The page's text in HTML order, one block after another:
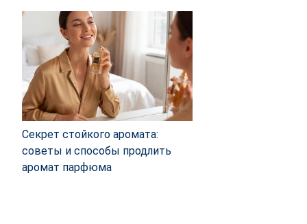
Секрет стойкого аромата:
советы и способы продлить
аромат парфюма